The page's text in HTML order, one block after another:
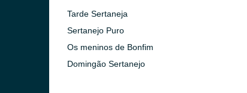
Tarde Sertaneja
Sertanejo Puro
Os meninos de Bonfim
Domingão Sertanejo